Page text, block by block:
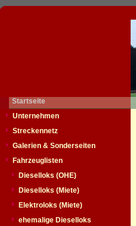
Startseite
Unternehmen
Streckennetz
Galerien & Sonderseiten
Fahrzeuglisten
Dieselloks (OHE)
Dieselloks (Miete)
Elektroloks (Miete)
ehemalige Dieselloks